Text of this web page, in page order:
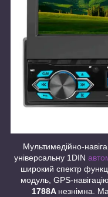
Мультимедійно-
універсальну 1DIN
широкий спектр
модуль, GPS-
1788A незнімна.